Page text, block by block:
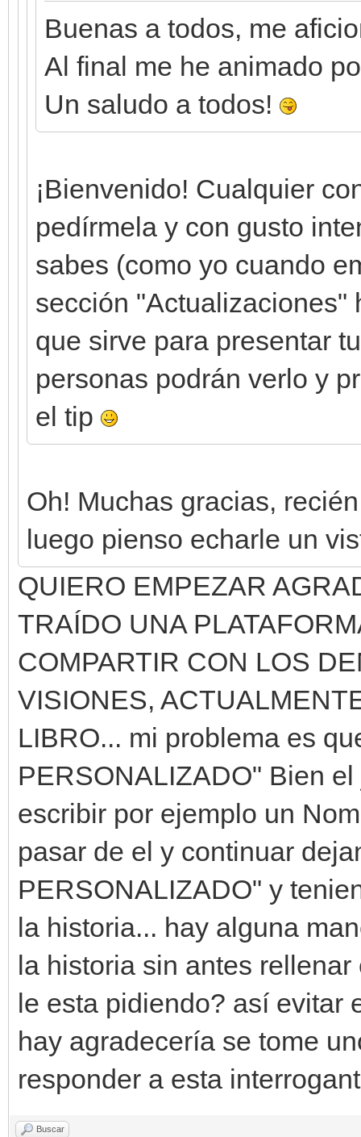
Buenas a todos, me
Al final me he animado
Un saludo a todos!
¡Bienvenido! Cualquier
pedírmela y con gusto
sabes (como yo cuando
sección "Actualizaciones"
que sirve para presentar
personas podrán verlo y
el tip
Oh! Muchas gracias,
luego pienso echarle un
QUIERO EMPEZAR
TRAÍDO UNA
COMPARTIR CON LOS
VISIONES,
LIBRO... mi problema es
PERSONALIZADO" Bien
escribir por ejemplo un
pasar de el y continuar
PERSONALIZADO" y
la historia... hay alguna
la historia sin antes
le esta pidiendo? así evitar
hay agradecería se tome
responder a esta
Buscar